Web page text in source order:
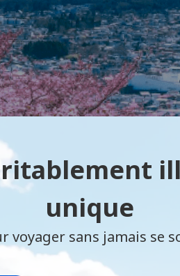
unique
voyager sans jamais se